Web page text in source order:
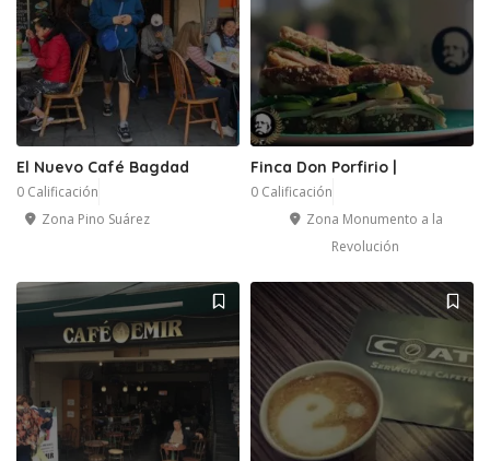
El Nuevo Café Bagdad
0 Calificación
Zona Pino Suárez
Finca Don Porfirio |
0 Calificación
Zona Monumento a la
Revolución